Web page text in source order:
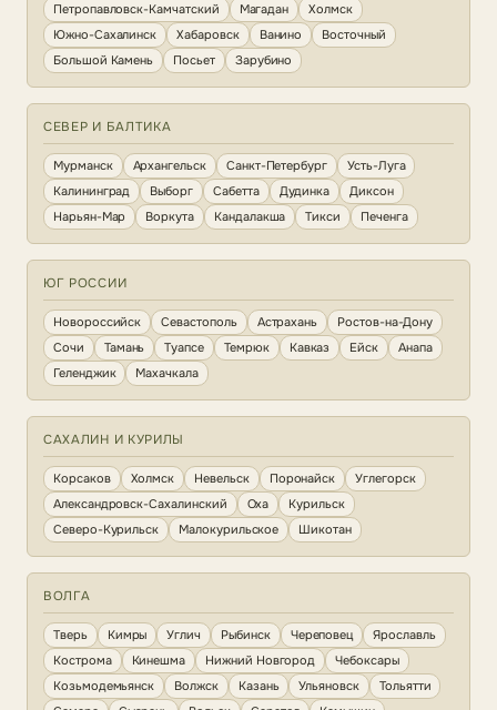
Петропавловск-Камчатский Магадан
Холмск
Южно-Сахалинск
Хабаровск Ванино
Восточный
Большой Камень
Посьет Зарубино
СЕВЕР И БАЛТИКА
Мурманск Архангельск Санкт-Петербург
Усть-Луга
Калининград
Выборг Сабетта Дудинка
Диксон
Нарьян-Мар
Воркута Кандалакша Тикси Печенга
ЮГ РОССИИ
Новороссийск Севастополь Астрахань
Ростов-на-Дону
Сочи
Тамань Туапсе Темрюк Кавказ Ейск
Анапа
Геленджик
Махачкала
САХАЛИН И КУРИЛЫ
Корсаков Холмск Невельск Поронайск
Углегорск
Александровск-Сахалинский
Оха
Курильск
Северо-Курильск
Малокурильское Шикотан
ВОЛГА
Тверь Кимры Углич Рыбинск Череповец
Ярославль
Кострома
Кинешма Нижний Новгород
Чебоксары
Козьмодемьянск
Волжск Казань Ульяновск
Тольятти